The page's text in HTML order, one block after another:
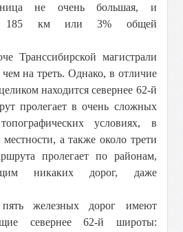
не очень большая, и
185 кмили 3% общей
Транссибирской магистрали
чем на треть. Однако, в отличие
находится севернее 62-й
пролегает в очень сложных
условиях, в
а также около трети
пролегает по районам,
никаких дорог, даже
железных дорог имеют
севернее 62-й широты: